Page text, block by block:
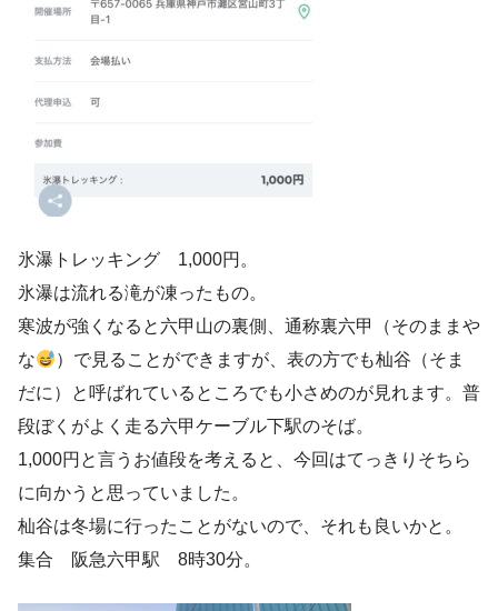
氷瀑トレッキング 1,000円。
氷瀑は流れる滝が凍ったもの。
寒波が強くなると六甲山の裏側、通称裏六甲（そのままや
な
）で見ることができますが、表の方でも杣谷（そま
だに）と呼ばれているところでも小さめのが見れます。普
段ぼくがよく走る六甲ケーブル下駅のそば。
1,000円と言うお値段を考えると、今回はてっきりそちら
に向かうと思っていました。
杣谷は冬場に行ったことがないので、それも良いかと。
集合 阪急六甲駅 8時30分。